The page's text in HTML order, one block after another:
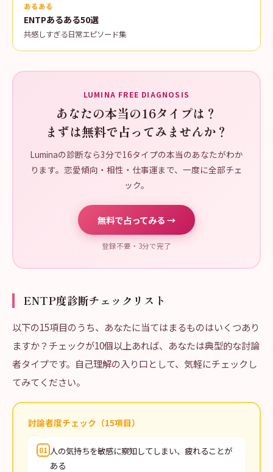
あるある
ENTPあるある50選
共感しすぎる日常エピソード集
LUMINA FREE DIAGNOSIS
あなたの本当の16タイプは？
まずは無料で占ってみませんか？
Luminaの診断なら3分で16タイプの本当のあなたがわか
ります。恋愛傾向・相性・仕事運まで、一度に全部チェ
ック。
無料で占ってみる →
登録不要・3分で完了
ENTP度診断チェックリスト
以下の15項目のうち、あなたに当てはまるものはいくつあり
ますか？チェックが10個以上あれば、あなたは典型的な討論
者タイプです。自己理解の入り口として、気軽にチェックし
てみてください。
討論者度チェック（15項目）
01 人の気持ちを敏感に察知してしまい、疲れることが
ある